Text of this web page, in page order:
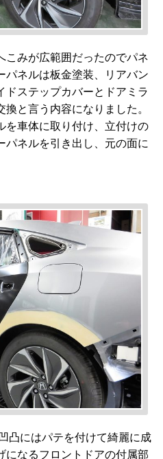
こみが広範囲だったのでパネ
パネルは板金塗装、リアバン
ドステップカバーとドアミラ
と言う内容になりました。
を車体に取り付け、立付けの
パネルを引き出し、元の面に
凸にはパテを付けて綺麗に成
になるフロントドアの付属部